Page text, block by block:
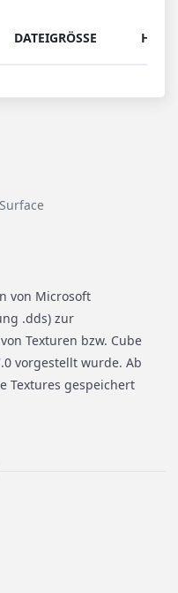
DATEIGRÖSSE
von Microsoft
.dds) zur
Texturen bzw. Cube
vorgestellt wurde. Ab
Textures gespeichert